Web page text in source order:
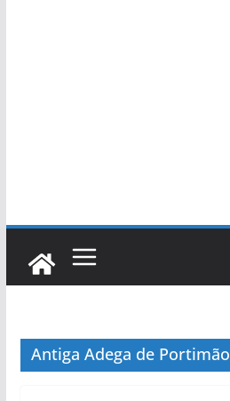
Antiga Adega de Portimão